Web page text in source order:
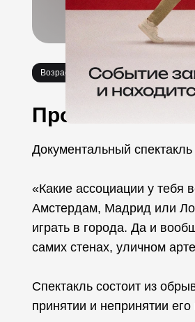
Возраст 18+ Спектакли
Про событие
Документальный спектакль
«Какие ассоциации у тебя
Амстердам, Мадрид или
играть в города. Да и
самих стенах, уличном
Спектакль состоит из
принятии и непринятии